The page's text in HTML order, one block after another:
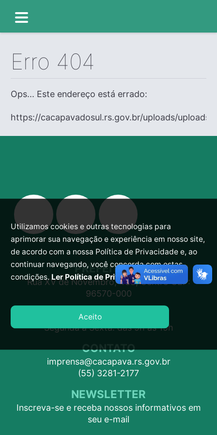
Erro 404
Ops... Este endereço está errado:
https://cacapavadosul.rs.gov.br/uploads/
PREFEITURA
Rua XV de Novembro, 438, Centro CEP:
96570-000
ATENDIMENTO
Segunda a Sexta: das 9h às 15h
CONTATO
imprensa@cacapava.rs.gov.br
(55) 3281-2177
NEWSLETTER
Inscreva-se e receba nossos informativos em
seu e-mail
Utilizamos cookies e outras tecnologias para
aprimorar sua navegação e experiência em nosso site,
de acordo com a nossa Política de Privacidade e, ao
continuar navegando, você concorda com estas
condições.Ler Política de Privacidade.
Aceito